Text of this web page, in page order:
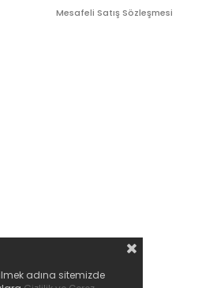
Mesafeli Satış Sözleşmesi
adına sitemizde